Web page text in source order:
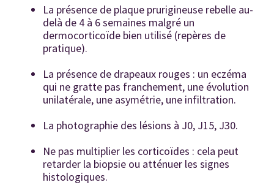
La présence de plaque prurigineuse rebelle au-
delà de 4 à 6 semaines malgré un
dermocorticoïde bien utilisé (repères de
pratique).
La présence de drapeaux rouges : un eczéma
qui ne gratte pas franchement, une évolution
unilatérale, une asymétrie, une infiltration.
La photographie des lésions à J0, J15, J30.
Ne pas multiplier les corticoïdes : cela peut
retarder la biopsie ou atténuer les signes
histologiques.